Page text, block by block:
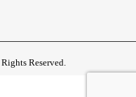
Reserved.